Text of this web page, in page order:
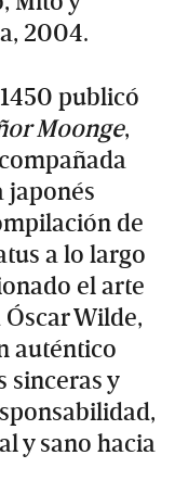
2004.
publicó
Moonge,
japonés
de
a lo largo
el arte
Wilde,
auténtico
sinceras y
y sano hacia